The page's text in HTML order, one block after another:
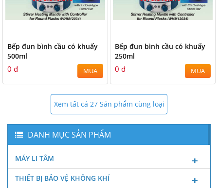
Bếp đun bình cầu có khuấy
500ml
0 đ MUA
Bếp đun bình cầu có khuấy
250ml
0 đ MUA
Xem tất cả 27 Sản phẩm cùng loại
DANH MỤC SẢN PHẨM
MÁY LI TÂM
THIẾT BỊ BẢO VỆ KHÔNG KHÍ